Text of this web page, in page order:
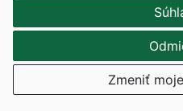
Zmeniť
Dotáciu rozpočtovanú
možné použiťna